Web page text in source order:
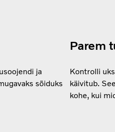
ja
sõiduks
Parem
Kontrolli
käivitub.
kohe, kui